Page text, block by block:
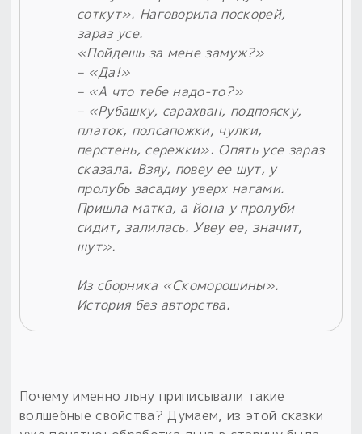
соткут». Наговорила поскорей,
зараз усе.
«Пойдешь за мене замуж?»
– «Да!»
– «А что тебе надо-то?»
– «Рубашку, сарахван, подпояску,
платок, полсапожки, чулки,
перстень, сережки». Опять усе зараз
сказала. Взяу, повеу ее шут, у
пролубь засадиу уверх нагами.
Пришла матка, а йона у пролуби
сидит, залилась. Увеу ее, значит,
шут».
Из сборника «Скоморошины».
История без авторства.
Почему именно льну приписывали такие
волшебные свойства? Думаем, из этой сказки